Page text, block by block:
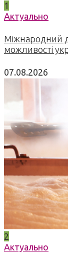
1
Актуально
Міжнародний
можливості
07.08.2026
2
Актуально